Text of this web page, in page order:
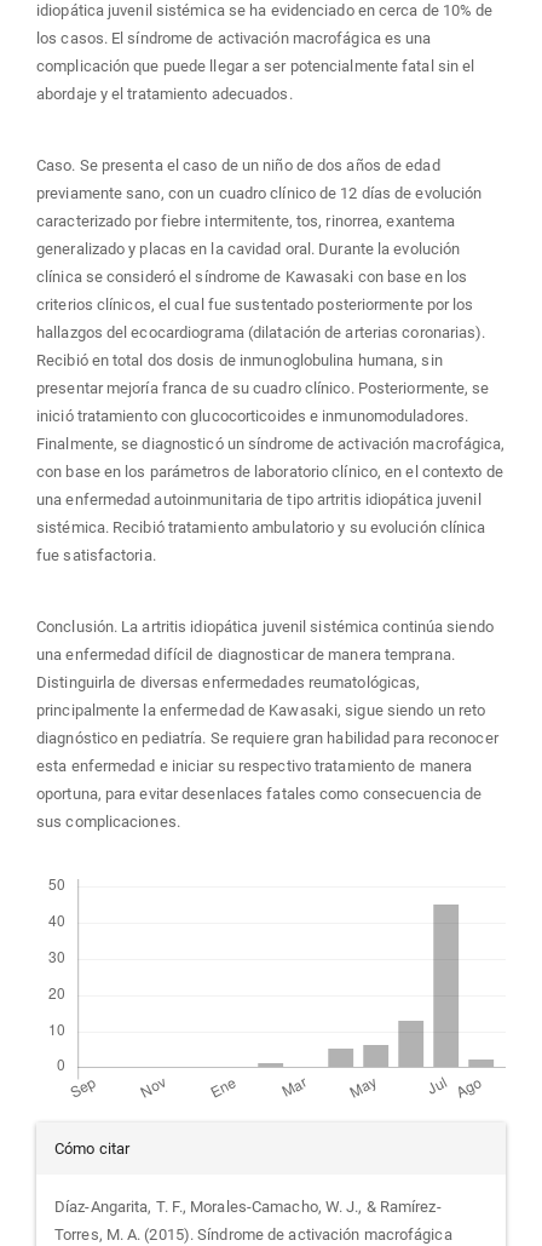
idiopática juvenil sistémica se ha evidenciado en cerca de 10% de
los casos. El síndrome de activación macrofágica es una
complicación que puede llegar a ser potencialmente fatal sin el
abordaje y el tratamiento adecuados.
Caso. Se presenta el caso de un niño de dos años de edad
previamente sano, con un cuadro clínico de 12 días de evolución
caracterizado por fiebre intermitente, tos, rinorrea, exantema
generalizado y placas en la cavidad oral. Durante la evolución
clínica se consideró el síndrome de Kawasaki con base en los
criterios clínicos, el cual fue sustentado posteriormente por los
hallazgos del ecocardiograma (dilatación de arterias coronarias).
Recibió en total dos dosis de inmunoglobulina humana, sin
presentar mejoría franca de su cuadro clínico. Posteriormente, se
inició tratamiento con glucocorticoides e inmunomoduladores.
Finalmente, se diagnosticó un síndrome de activación macrofágica,
con base en los parámetros de laboratorio clínico, en el contexto de
una enfermedad autoinmunitaria de tipo artritis idiopática juvenil
sistémica. Recibió tratamiento ambulatorio y su evolución clínica
fue satisfactoria.
Conclusión. La artritis idiopática juvenil sistémica continúa siendo
una enfermedad difícil de diagnosticar de manera temprana.
Distinguirla de diversas enfermedades reumatológicas,
principalmente la enfermedad de Kawasaki, sigue siendo un reto
diagnóstico en pediatría. Se requiere gran habilidad para reconocer
esta enfermedad e iniciar su respectivo tratamiento de manera
oportuna, para evitar desenlaces fatales como consecuencia de
sus complicaciones.
Detalles
del
Cómo citar
Díaz-Angarita, T. F., Morales-Camacho, W. J., & Ramírez-
Torres, M. A. (2015). Síndrome de activación macrofágica